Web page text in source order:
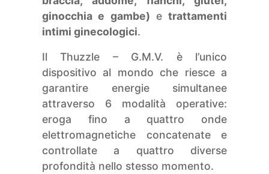
ginocchia e gambe) e trattamenti
intimi ginecologici.
Il Thuzzle – G.M.V. è l’unico
dispositivo al mondo che riesce a
garantire energie simultanee
attraverso 6 modalità operative:
eroga fino a quattro onde
elettromagnetiche concatenate e
controllate a quattro diverse
profondità nello stesso momento.